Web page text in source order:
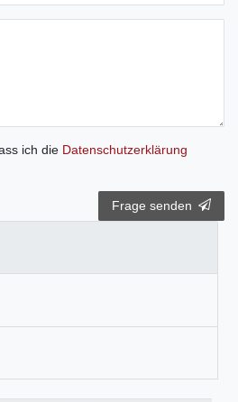
ich die Daten­schutz­erklärung
Frage senden